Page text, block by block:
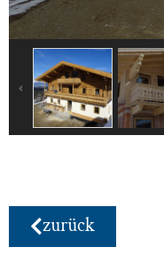
zurück